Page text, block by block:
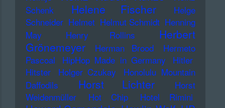
Schenk
Helene Fischer
Helge
Schneider Helmet Helmut Schmidt Henning
May
Henry Rollins
Herbert
Grönemeyer
Herman Brood
Hermeto
Pascoal
HipHop Made in Germany
Hitler
Hitster
Holger Czukay
Honolulu Mountain
Daffodils
Horst Lichter
Horst
Weidenmüller
Hot Chip Hotel Rimini